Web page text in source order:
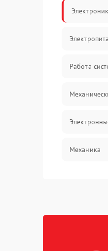
Работа
Механика